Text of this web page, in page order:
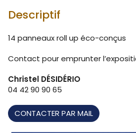
Descriptif
14 panneaux roll up éco-conçus
Contact pour emprunter
Christel DÉSIDÉRIO
04 42 90 90 65
CONTACTER PAR MAIL